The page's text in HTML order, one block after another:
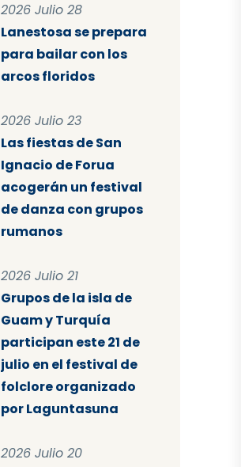
2026 Julio 28
Lanestosa se prepara
para bailar con los
arcos floridos
2026 Julio 23
Las fiestas de San
Ignacio de Forua
acogerán un festival
de danza con grupos
rumanos
2026 Julio 21
Grupos de la isla de
Guam y Turquía
participan este 21 de
julio en el festival de
folclore organizado
por Laguntasuna
2026 Julio 20